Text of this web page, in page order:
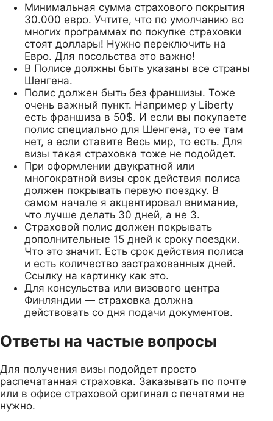
Минимальная сумма страхового покрытия
30.000 евро. Учтите, что по умолчанию во
многих программах по покупке страховки
стоят доллары! Нужно переключить на
Евро. Для посольства это важно!
В Полисе должны быть указаны все страны
Шенгена.
Полис должен быть без франшизы. Тоже
очень важный пункт. Например у Liberty
есть франшиза в 50$. И если вы покупаете
полис специально для Шенгена, то ее там
нет, а если ставите Весь мир, то есть. Для
визы такая страховка тоже не подойдет.
При оформлении двукратной или
многократной визы срок действия полиса
должен покрывать первую поездку. В
самом начале я акцентировал внимание,
что лучше делать 30 дней, а не 3.
Страховой полис должен покрывать
дополнительные 15 дней к сроку поездки.
Что это значит. Есть срок действия полиса
и есть количество застрахованных дней.
Ссылку на картинку как это.
Для консульства или визового центра
Финляндии — страховка должна
действовать со дня подачи документов.
Ответы на частые вопросы
Для получения визы подойдет просто
распечатанная страховка. Заказывать по почте
или в офисе страховой оригинал с печатями не
нужно.